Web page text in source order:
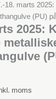
18. marts
(PU)
2025:
moms